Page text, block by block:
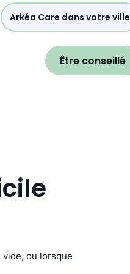
Arkéa Care dans votre ville
Être conseillé
ou lorsque